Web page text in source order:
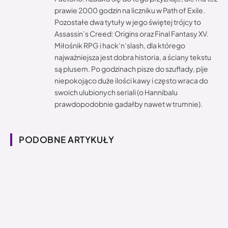
prawie 2000 godzin na liczniku w Path of Exile.
Pozostałe dwa tytuły w jego świętej trójcy to
Assassin’s Creed: Origins oraz Final Fantasy XV.
Miłośnik RPG i hack’n’slash, dla którego
najważniejsza jest dobra historia, a ściany tekstu
są plusem. Po godzinach pisze do szuflady, pije
niepokojąco duże ilości kawy i często wraca do
swoich ulubionych seriali (o Hannibalu
prawdopodobnie gadałby nawet w trumnie).
PODOBNE ARTYKUŁY